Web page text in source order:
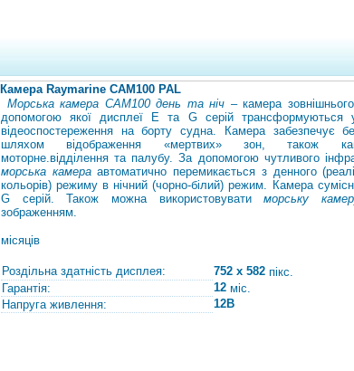
Камера Raymarine САМ100 PAL
Морська камера CAM100 день та ніч – камера
допомогою якої дисплеї E та G серій трансформуються
відеоспостереження на борту судна. Камера забезпечує
шляхом відображення «мертвих» зон, також
моторне.відділення та палубу. За допомогою чутливого
морська камераавтоматично перемикається з денного
кольорів) режиму в нічний (чорно-білий) режим. Камера
G серій. Також можна використовуватиморську
зображенням.
місяців
Роздільна здатність дисплея: 752 x 582 пікс.
Гарантія:
12 міс.
Напруга живлення:
12В